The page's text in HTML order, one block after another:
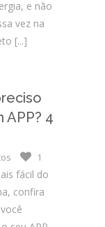
e não
vez na
[...]
APP? 4
1
fácil do
confira